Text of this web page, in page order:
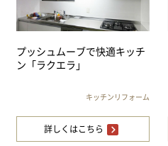
プッシュムーブで快適キッチ
ン「ラクエラ」
キッチンリフォーム
詳しくはこちら